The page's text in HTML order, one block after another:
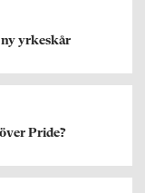
yrkeskår
Pride?